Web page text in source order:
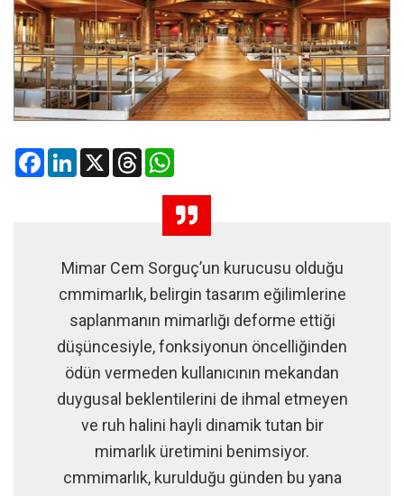
FacebookLinkedIn
X Threads
Mimar Cem Sorguç’un kurucusu olduğu
cmmimarlık, belirgin tasarım eğilimlerine
saplanmanın mimarlığı deforme ettiği
düşüncesiyle, fonksiyonun öncelliğinden
ödün vermeden kullanıcının mekandan
duygusal beklentilerini de ihmal etmeyen
ve ruh halini hayli dinamik tutan bir
mimarlık üretimini benimsiyor.
cmmimarlık, kurulduğu günden bu yana